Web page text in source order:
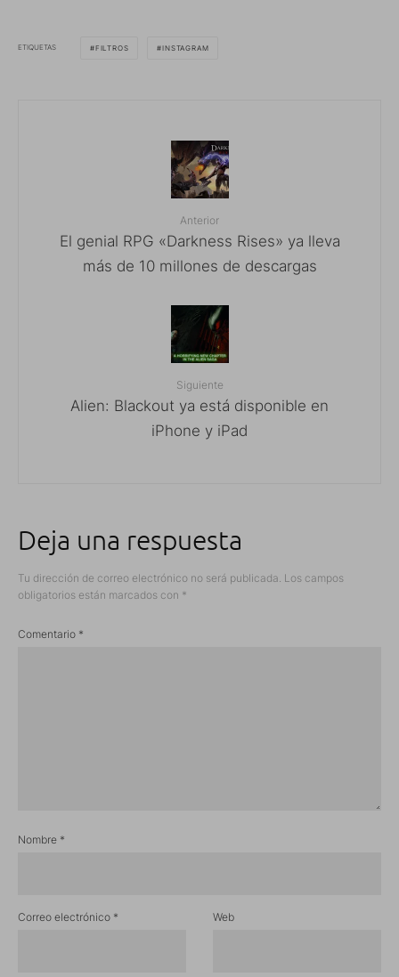
ETIQUETAS FILTROS INSTAGRAM
Anterior
El genial RPG «Darkness Rises» ya lleva
más de 10 millones de descargas
Siguiente
Alien: Blackout ya está disponible en
iPhone y iPad
Deja una respuesta
Tu dirección de correo electrónico no será publicada. Los campos
obligatorios están marcados con *
Comentario *
Nombre *
Correo electrónico * Web